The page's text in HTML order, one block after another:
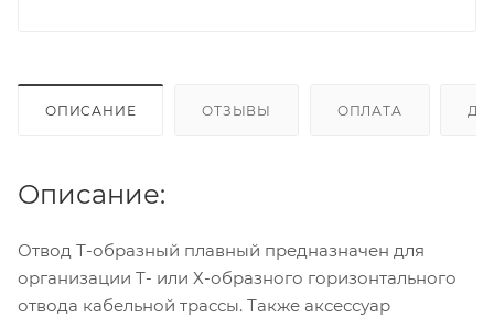
ОПИСАНИЕ ОТЗЫВЫ ОПЛАТА
Описание:
Отвод Т-образный плавный предназначен для
организации Т- или Х-образного горизонтального
отвода кабельной трассы. Также аксессуар